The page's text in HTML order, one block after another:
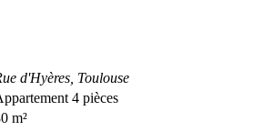
d'Hyères, Toulouse
4 pièces
m²